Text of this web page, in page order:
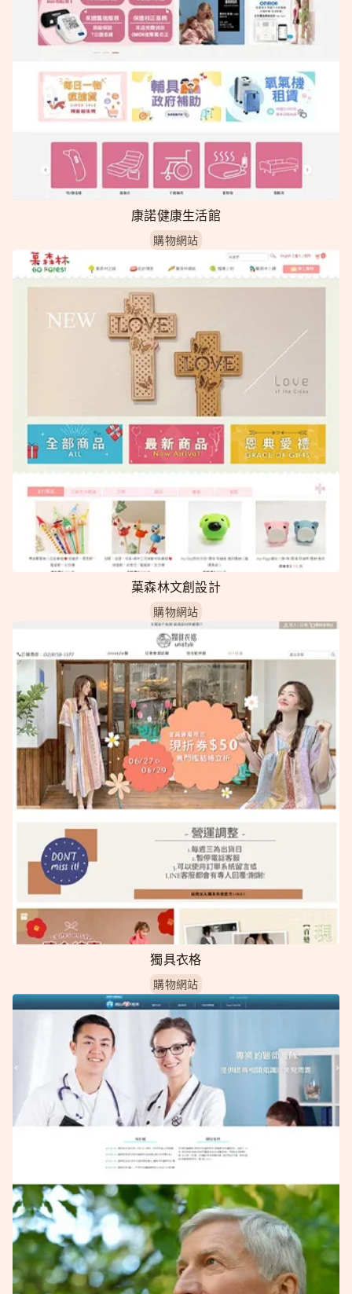
康諾健康生活館
購物網站
菓森林文創設計
購物網站
獨具衣格
購物網站